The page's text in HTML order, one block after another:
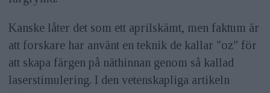
Kanske låter det som ett aprilskämt, men faktum är
att forskare har använt en teknik de kallar "oz" för
att skapa färgen på näthinnan genom så kallad
laserstimulering. I den vetenskapliga artikeln